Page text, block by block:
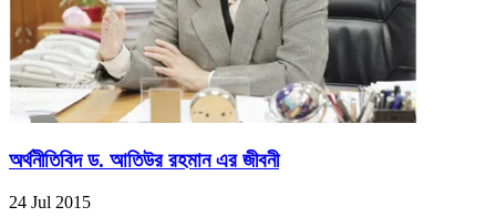
অর্থনীতিবিদ ড. আতিউর রহমান এর জীবনী
24 Jul 2015